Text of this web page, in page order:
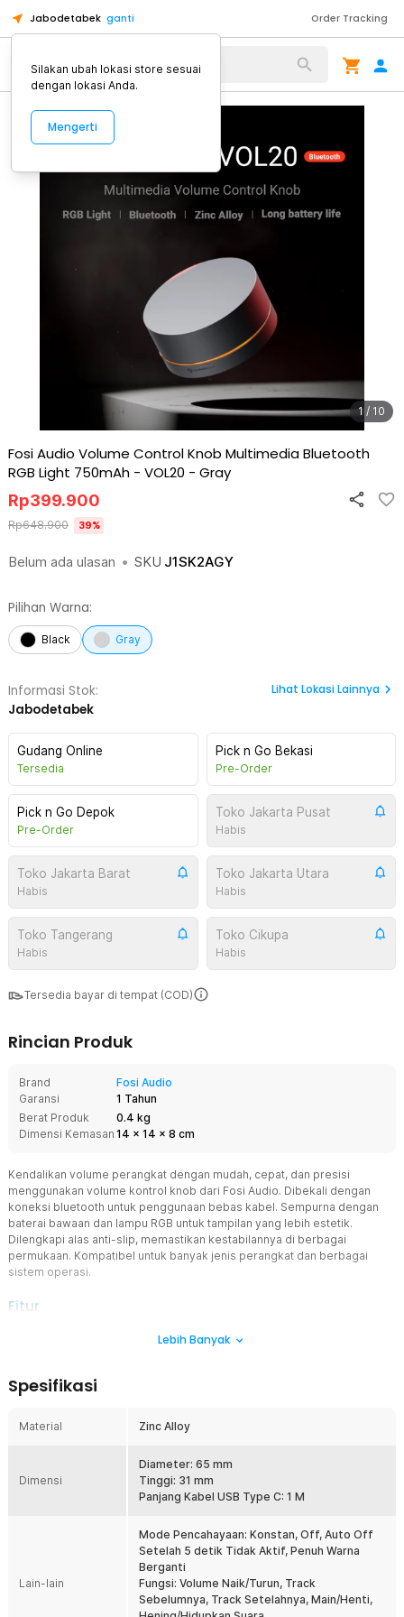
Jabodetabek ganti Order Tracking
Alat Kopi
1 / 10
Fosi Audio Volume Control Knob Multimedia Bluetooth
RGB Light 750mAh - VOL20 - Gray
Belum ada ulasan • SKU J1SK2AGY
Rp399.900
Rp648.900 39%
Pilihan Warna:
Black Gray
Informasi Stok:
Jabodetabek
Lihat Lokasi Lainnya
Gudang Online
Tersedia
Pick n Go Bekasi
Pre-Order
Pick n Go Depok
Pre-Order
Toko Jakarta Pusat
Habis
Toko Jakarta Barat
Habis
Toko Jakarta Utara
Habis
Toko Tangerang
Habis
Toko Cikupa
Habis
Tersedia bayar di tempat (COD)
Rincian Produk
Brand
Fosi Audio
Garansi
1 Tahun
Berat Produk
0.4 kg
Dimensi Kemasan 14 x 14 x 8 cm
Kendalikan volume perangkat dengan mudah, cepat, dan presisi
menggunakan volume kontrol knob dari Fosi Audio. Dibekali dengan
koneksi bluetooth untuk penggunaan bebas kabel. Sempurna dengan
baterai bawaan dan lampu RGB untuk tampilan yang lebih estetik.
Dilengkapi alas anti-slip, memastikan kestabilannya di berbagai
permukaan. Kompatibel untuk banyak jenis perangkat dan berbagai
sistem operasi.
Fitur
Kontrol Musik Lengkap dalam Jangkauan
bisa mengganti track sebelum atau setelah, play dan pause, dan
Pilihan Koneksi Luas
menggunakan kabel USB Type C. Bisa juga menggunakan koneksi
bluetooth yang transmisinya mencapai 10 M sehingga Anda
bisa menggunakannya tanpa kabel yang menganggu.
Knob ini dilengkapi dengan pencahayaan RGB yang dapat diatur ke
berbagai mode seperti menyala terus, mati otomatis setelah 5
detik, warna berganti, dan lampu mati. Dengan warna yang cerah,
sempurna untuk melengkapi set-up meja Anda.
Lebih Banyak
Spesifikasi
Material Zinc Alloy
Dimensi
Diameter: 65 mm
Tinggi: 31 mm
Panjang Kabel USB Type C: 1 M
Lain-lain
Mode Pencahayaan: Konstan, Off, Auto Off
Setelah 5 detik Tidak Aktif, Penuh Warna
Berganti
Fungsi: Volume Naik/Turun, Track
Sebelumnya, Track Setelahnya, Main/Henti,
Silakan ubah lokasi store sesuai
dengan lokasi Anda.
Mengerti